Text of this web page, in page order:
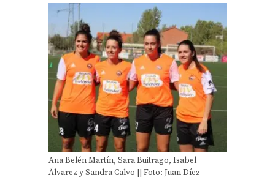
Ana Belén Martín, Sara Buitrago, Isabel
Álvarez y Sandra Calvo || Foto: Juan Díez